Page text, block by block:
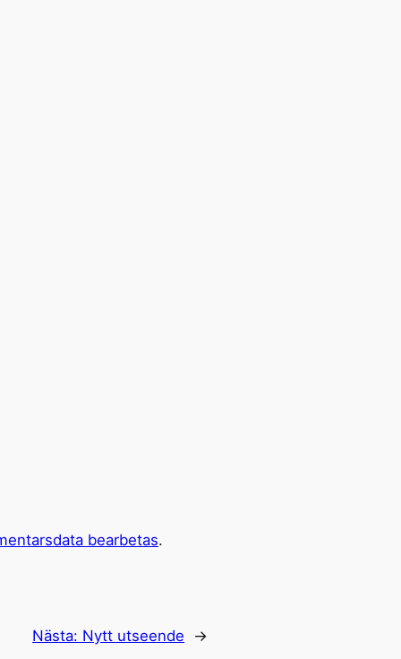
bearbetas.
Nästa: Nytt utseende →